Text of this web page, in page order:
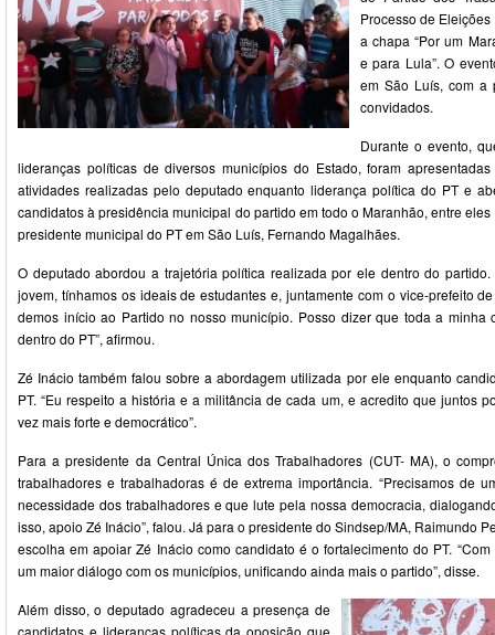
Processo de
a chapa “Por um
e para Lula”. O
em São Luís, com a
convidados.
Durante o evento,
lideranças políticas de diversos municípios do Estado, foram
atividades realizadas pelo deputado enquanto liderança política do PT e
candidatos à presidência municipal do partido em todo o Maranhão, entre
presidente municipal do PT em São Luís, Fernando Magalhães.
O deputado abordou a trajetória política realizada por ele dentro do
jovem, tínhamos os ideais de estudantes e, juntamente com o vice-prefeito
demos início ao Partido no nosso município. Posso dizer que toda a minha
dentro do PT”, afirmou.
Zé Inácio também falou sobre a abordagem utilizada por ele enquanto
PT. “Eu respeito a história e a militância de cada um, e acredito que juntos
vez mais forte e democrático”.
Para a presidente da Central Única dos Trabalhadores (CUT- MA), o
trabalhadores e trabalhadoras é de extrema importância. “Precisamos de
necessidade dos trabalhadores e que lute pela nossa democracia,
isso, apoio Zé Inácio”, falou. Já para o presidente do Sindsep/MA, Raimundo
escolha em apoiar Zé Inácio como candidato é o fortalecimento do PT.
um maior diálogo com os municípios, unificando ainda mais o partido”, disse.
Além disso, o deputado agradeceu a presença de
candidatos e lideranças políticas da oposição que